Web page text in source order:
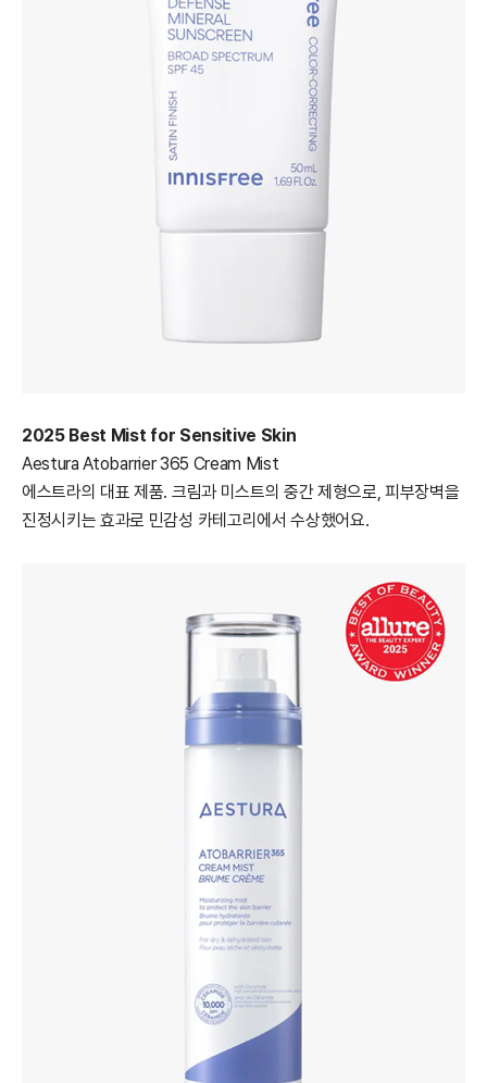
2025 Best Mist for Sensitive Skin
Aestura Atobarrier 365 Cream Mist
에스트라의 대표 제품. 크림과 미스트의 중간 제형으로, 피부장벽을
진정시키는 효과로 민감성 카테고리에서 수상했어요.